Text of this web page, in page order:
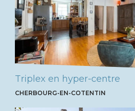
Triplex en hyper-centre
CHERBOURG-EN-COTENTIN